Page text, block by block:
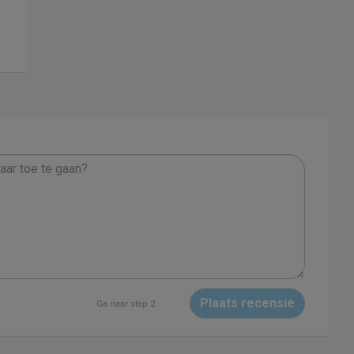
Ga naar stap 2 Plaats recensie